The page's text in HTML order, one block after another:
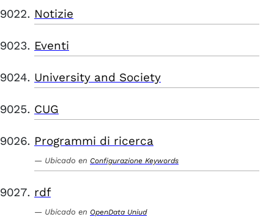
Notizie
Eventi
University and Society
CUG
Programmi di ricerca
Ubicado en Configurazione Keywords
rdf
Ubicado en OpenData Uniud